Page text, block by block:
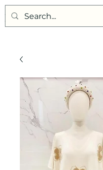
Points de Suture